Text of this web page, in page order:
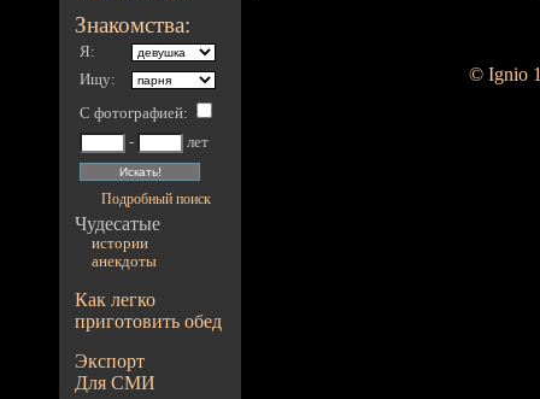
Знакомства:
Я:
Ищу:
С фотографией:
-
лет
Подробный поиск
Чудесатые
истории
анекдоты
Как легко
приготовить обед
Экспорт
Для СМИ
© Ignio